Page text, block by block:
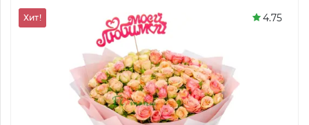
Хит! 4.75